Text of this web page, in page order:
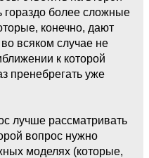
гораздо более сложные
конечно, дают
всяком случае не
к которой
пренебрегать уже
лучше рассматривать
вопрос нужно
моделях (которые,